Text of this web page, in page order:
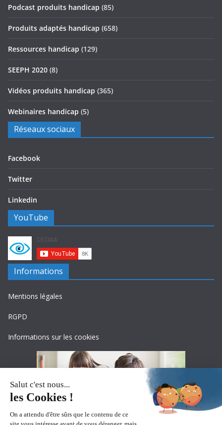
Podcast produits handicap (85)
Produits adaptés handicap (658)
Ressources handicap (129)
SEEPH 2020 (8)
Vidéos produits handicap (365)
Webinaires handicap (5)
Réseaux sociaux
Facebook
Twitter
Linkedin
YouTube
Informations
Mentions légales
RGPD
Informations sur les cookies